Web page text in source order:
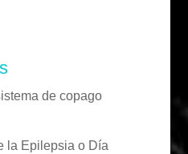
de copago
la Epilepsia o Día